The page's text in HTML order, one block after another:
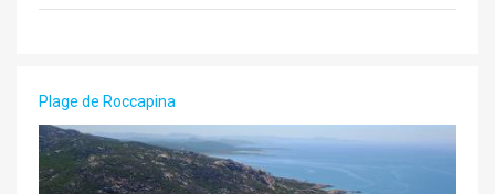
Plage de Roccapina